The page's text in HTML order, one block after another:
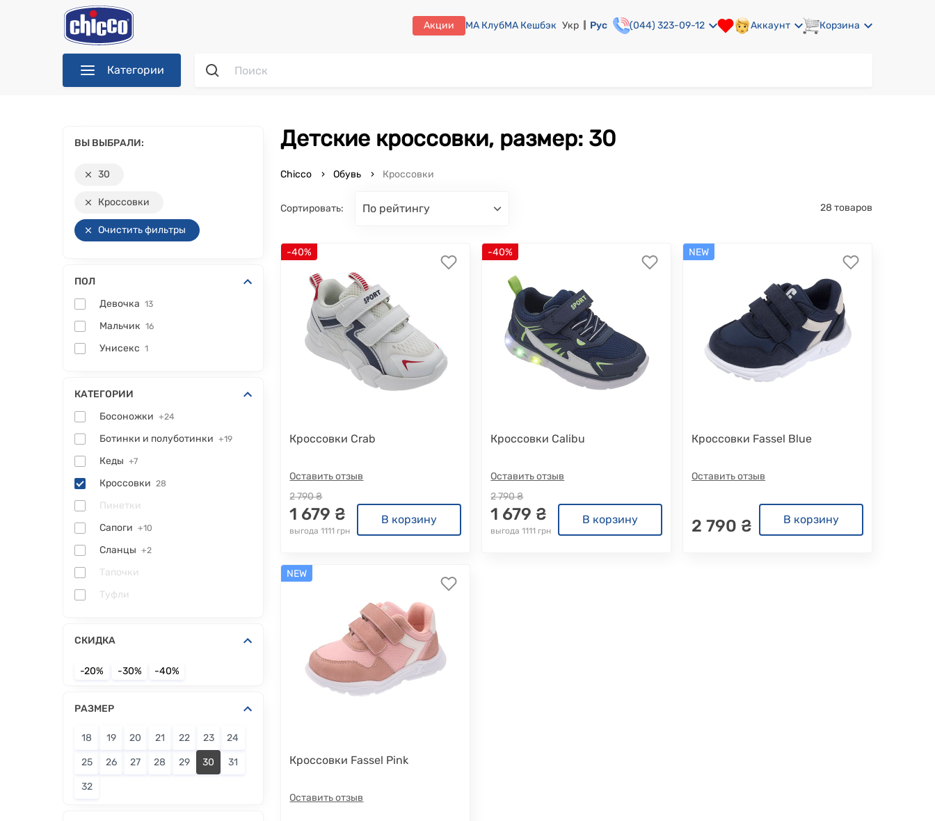
Акции МА КлубМА Кешбэк Укр Рус (044) 323-09-12 Аккаунт Корзина
Категории
ВЫ ВЫБРАЛИ:
30
Кроссовки
Очистить фильтры
ПОЛ
Девочка 13
Мальчик 16
Унисекс 1
КАТЕГОРИИ
Босоножки +24
Ботинки и полуботинки +19
Кеды +7
Кроссовки 28
Пинетки
Сапоги +10
Сланцы +2
Тапочки
Туфли
СКИДКА
-20% -30% -40%
РАЗМЕР
18 19 20 21 22 23 24
25 26 27 28 29 30 31
32
Детские кроссовки, размер: 30
Chicco Обувь Кроссовки
Сортировать: по рейтингу 28 товаров
-40%
Кроссовки Crab
Оставить отзыв
2 790 ₴
1 679 ₴
выгода 1111 грн
В корзину
-40%
Кроссовки Calibu
Оставить отзыв
2 790 ₴
1 679 ₴
выгода 1111 грн
В корзину
NEW
Кроссовки Fassel Blue
Оставить отзыв
2 790 ₴ В корзину
NEW
Кроссовки Fassel Pink
Оставить отзыв